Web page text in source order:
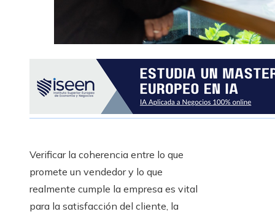
Verificar la coherencia entre lo que
promete un vendedor y lo que
realmente cumple la empresa es vital
para la satisfacción del cliente, la